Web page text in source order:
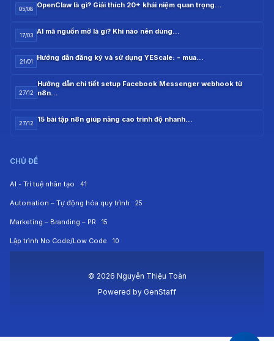
05/08 OpenClaw là gì? Giải thích 20+ khái niệm quan trọng…
17/03 AI mã nguồn mở là gì? Khi nào nên dùng…
21/01 Hướng dẫn đăng ký và sử dụng YEScale: - mua…
27/12
Hướng dẫn chi tiết setup Facebook Messenger webhook từ
n8n…
27/12 15 bài tập n8n giúp nâng cao trình độ nhanh…
CHỦ ĐỀ
AI - Trí tuệ nhân tạo 41
Automation – Tự động hóa quy trình 25
Marketing – Branding – PR 15
Lập trình No Code/Low Code 10
© 2026 Nguyễn Thiệu Toàn
Powered by GenStaff